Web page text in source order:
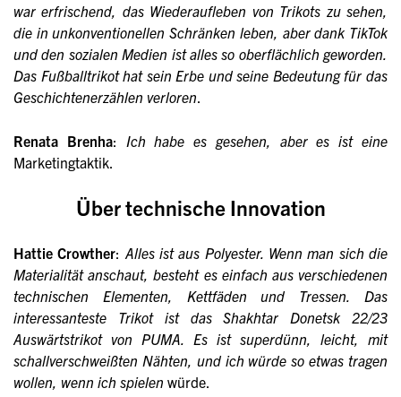
war erfrischend, das Wiederaufleben von Trikots zu sehen,
die in unkonventionellen Schränken leben, aber dank TikTok
und den sozialen Medien ist alles so oberflächlich geworden.
Das Fußballtrikot hat sein Erbe und seine Bedeutung für das
Geschichtenerzählen verloren
Renata Brenha: Ich habe es gesehen, aber es ist eine
Marketingtaktik.
Über technische Innovation
Hattie Crowther: Alles ist aus Polyester. Wenn man sich die
Materialität anschaut, besteht es einfach aus verschiedenen
technischen Elementen, Kettfäden und Tressen. Das
interessanteste Trikot ist das Shakhtar Donetsk 22/23
Auswärtstrikot von PUMA. Es ist superdünn, leicht, mit
schallverschweißten Nähten, und ich würde so etwas tragen
wollen, wenn ich spielen würde.